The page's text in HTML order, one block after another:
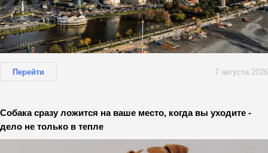
Перейти 7 августа 2026
Собака сразу ложится на ваше место, когда вы уходите -
дело не только в тепле